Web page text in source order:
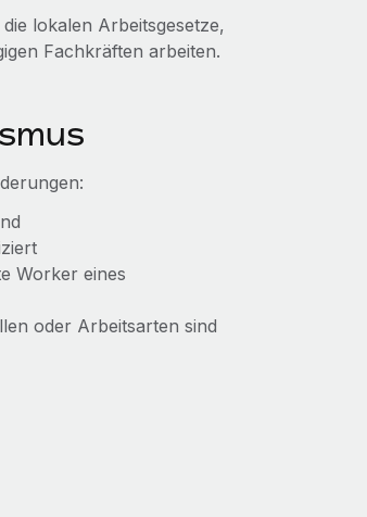
lokalen Arbeitsgesetze,
Fachkräften arbeiten.
Worker eines
oder Arbeitsarten sind